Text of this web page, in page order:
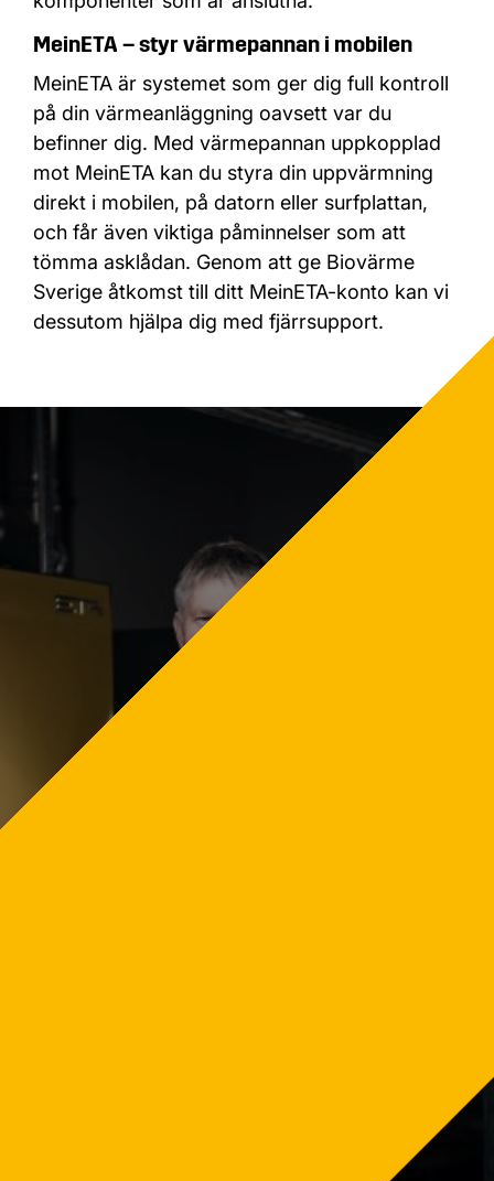
MeinETA – styr värmepannan i mobilen
MeinETA är systemet som ger dig full kontroll
på din värmeanläggning oavsett var du
befinner dig. Med värmepannan uppkopplad
mot MeinETA kan du styra din uppvärmning
direkt i mobilen, på datorn eller surfplattan,
och får även viktiga påminnelser som att
tömma asklådan. Genom att ge Biovärme
Sverige åtkomst till ditt MeinETA-konto kan vi
dessutom hjälpa dig med fjärrsupport.